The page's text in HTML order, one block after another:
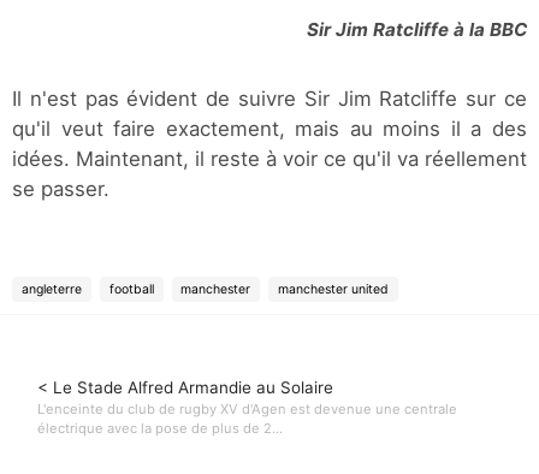
Sir Jim Ratcliffe à la BBC
Il n'est pas évident de suivre Sir Jim Ratcliffe sur ce
qu'il veut faire exactement, mais au moins il a des
idées. Maintenant, il reste à voir ce qu'il va réellement
se passer.
angleterre football manchester manchester united
< Le Stade Alfred Armandie au Solaire
L'enceinte du club de rugby XV d'Agen est devenue une centrale
électrique avec la pose de plus de 2...